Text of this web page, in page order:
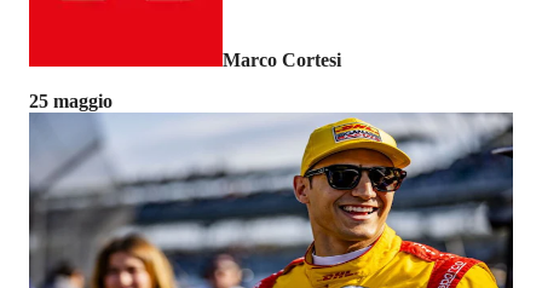
Marco Cortesi
25 maggio